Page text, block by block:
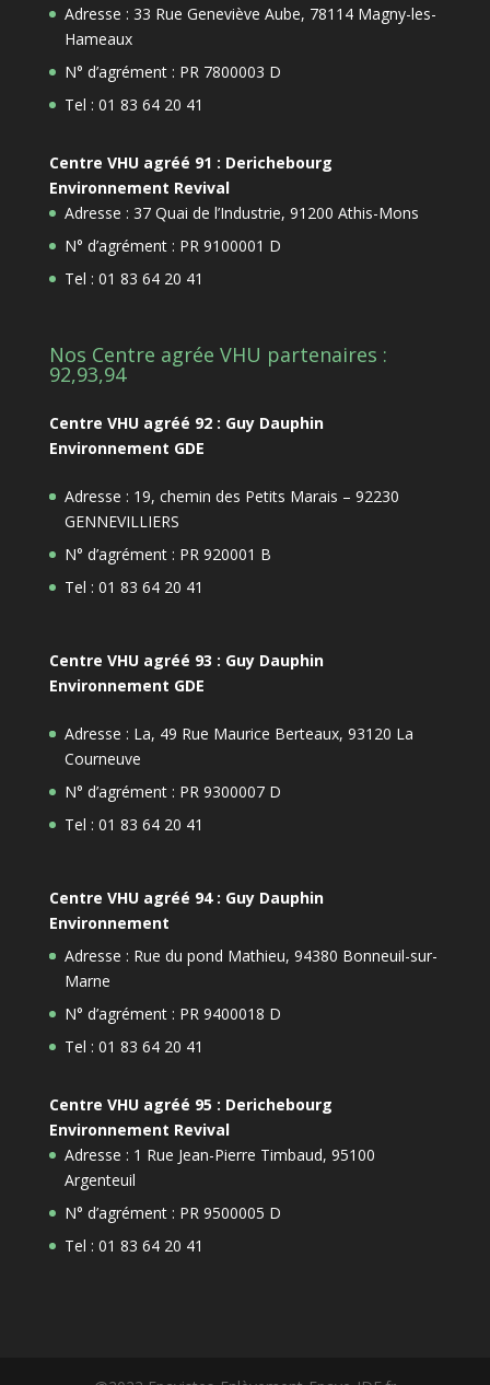
Adresse : 33 Rue Geneviève Aube, 78114 Magny-les-
Hameaux
N° d’agrément : PR 7800003 D
Tel : 01 83 64 20 41
Centre VHU agréé 91 : Derichebourg
Environnement Revival
Adresse : 37 Quai de l’Industrie, 91200 Athis-Mons
N° d’agrément : PR 9100001 D
Tel : 01 83 64 20 41
Nos Centre agrée VHU partenaires :
92,93,94
Centre VHU agréé 92 : Guy Dauphin
Environnement GDE
Adresse : 19, chemin des Petits Marais – 92230
GENNEVILLIERS
N° d’agrément : PR 920001 B
Tel : 01 83 64 20 41
Centre VHU agréé 93 : Guy Dauphin
Environnement GDE
Adresse : La, 49 Rue Maurice Berteaux, 93120 La
Courneuve
N° d’agrément : PR 9300007 D
Tel : 01 83 64 20 41
Centre VHU agréé 94 : Guy Dauphin
Environnement
Adresse : Rue du pond Mathieu, 94380 Bonneuil-sur-
Marne
N° d’agrément : PR 9400018 D
Tel : 01 83 64 20 41
Centre VHU agréé 95 : Derichebourg
Environnement Revival
Adresse : 1 Rue Jean-Pierre Timbaud, 95100
Argenteuil
N° d’agrément : PR 9500005 D
Tel : 01 83 64 20 41